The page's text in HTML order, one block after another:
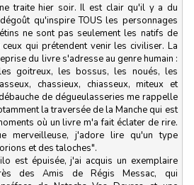
traite hier soir. Il est clair qu'il y a du
qu'inspire TOUS les personnages
ne sont pas seulement les natifs de
qui prétendent venir les civiliser. La
du livre s'adresse au genre humain :
goitreux, les bossus, les noués, les
chassieux, chiasseux, miteux et
de dégueulasseries me rappelle
la traversée de la Manche qui est
où un livre m'a fait éclater de rire.
merveilleuse, j'adore lire qu'un type
et des taloches".
est épuisée, j'ai acquis un exemplaire
des Amis de Régis Messac, qui